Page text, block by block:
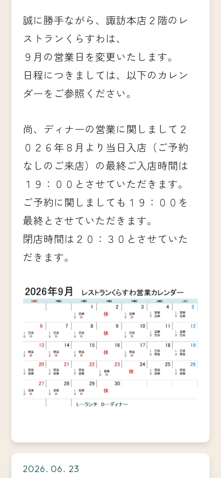
誠に勝手ながら、諏訪本店２階のレ
ストランくらすわは、
９月の営業日を変更いたします。
日程につきましては、以下のカレン
ダーをご参照ください。
尚、ディナーの営業に関しまして２
０２６年８月より当日入店（ご予約
なしのご来店）の最終ご入店時間は
１９：００とさせていただきます。
ご予約に関しましても１９：００を
最終とさせていただきます。
閉店時間は２０：３０とさせていた
だきます。
2026. 06. 23